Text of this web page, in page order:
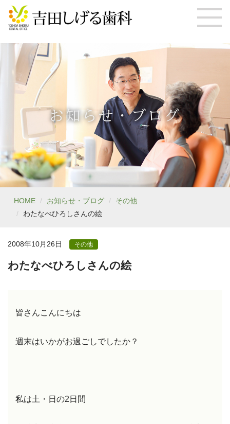
お知らせ・ブログ
HOME お知らせ・ブログ
その他
わたなべひろしさんの絵
2008年10月26日 その他
わたなべひろしさんの絵
皆さんこんにちは
週末はいかがお過ごしでしたか？
私は土・日の2日間